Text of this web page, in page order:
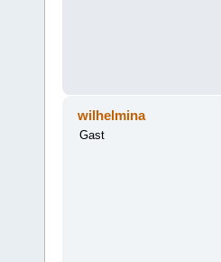
wilhelmina
Gast